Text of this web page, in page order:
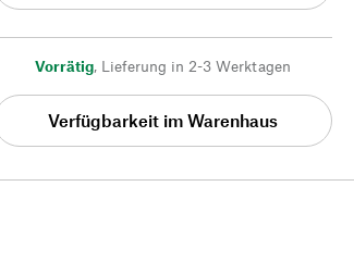
Vorrätig, Lieferung in 2-3 Werktagen
Verfügbarkeit im Warenhaus